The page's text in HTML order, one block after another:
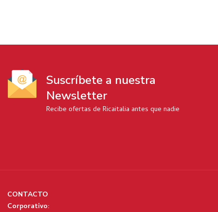
Suscríbete a nuestra
Newsletter
Recibe ofertas de Ricaitalia antes que nadie
CONTACTO
Corporativo: